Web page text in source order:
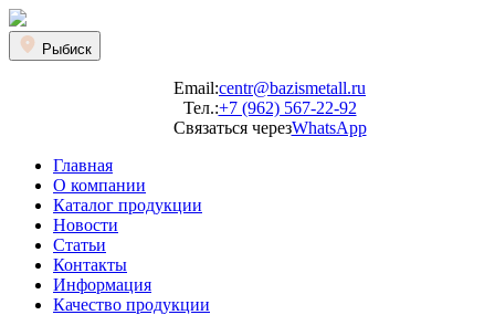
Рыбиск
Email:centr@bazismetall.ru
Тел.:+7 (962) 567-22-92
Связаться черезWhatsApp
Главная
О компании
Каталог продукции
Новости
Статьи
Контакты
Информация
Качество продукции